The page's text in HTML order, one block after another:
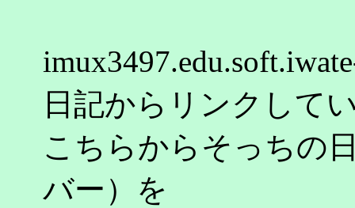
日記からリンクして
こちらからそっちの
バー）を